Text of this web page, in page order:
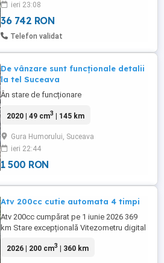
Sunet și aspect specific cruiser chopper
Pornire la sfert, funcționează ...
ieri 23:08
36 742 RON
Telefon validat
De vânzare sunt funcționale detalii
la tel Suceava
Ân stare de funcționare
2020 | 49 cm3 | 145 km
Gura Humorului, Suceava
ieri 22:44
1 500 RON
Atv 200cc cutie automata 4 timpi
Atv 200cc cumpărat pe 1 iunie 2026 369
km Stare excepțională Vitezometru digital
Proiectare led Preț 1800
2026 | 200 cm3 | 360 km